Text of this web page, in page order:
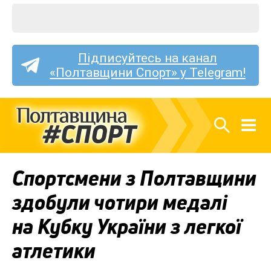
Підписуйтесь на канал
«Полтавщини Спорт» у Telegram!
Спортсмени з Полтавщини
здобули чотири медалі
на Кубку України з легкої
атлетики